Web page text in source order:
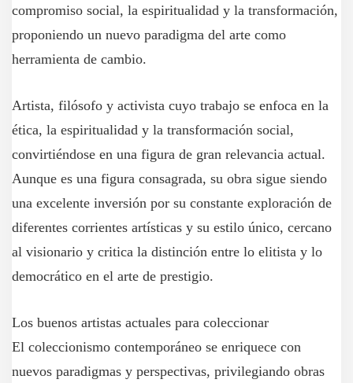
compromiso social, la espiritualidad y la transformación,
proponiendo un nuevo paradigma del arte como
herramienta de cambio.
Artista, filósofo y activista cuyo trabajo se enfoca en la
ética, la espiritualidad y la transformación social,
convirtiéndose en una figura de gran relevancia actual.
Aunque es una figura consagrada, su obra sigue siendo
una excelente inversión por su constante exploración de
diferentes corrientes artísticas y su estilo único, cercano
al visionario y critica la distinción entre lo elitista y lo
democrático en el arte de prestigio.
Los buenos artistas actuales para coleccionar
El coleccionismo contemporáneo se enriquece con
nuevos paradigmas y perspectivas, privilegiando obras